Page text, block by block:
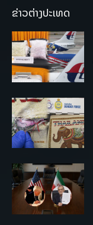
ຂ່າວຕ່າງປະເທດ